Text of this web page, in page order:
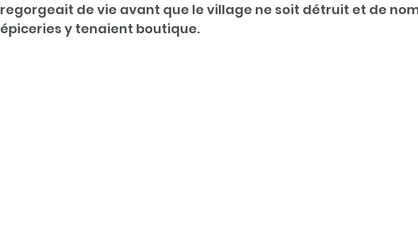
regorgeait de vie avant que le village ne soit détruit et de
épiceries y tenaient boutique.